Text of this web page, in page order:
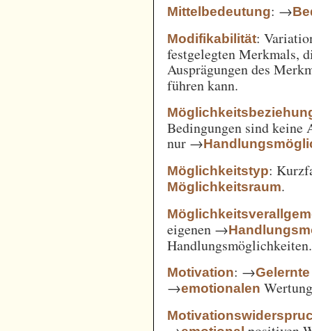
Mittelbedeutung: →
Modifikabilität:
festgelegten Merkmals,
Ausprägungen des
führen kann.
Bedingungen sind keine
nur →
Möglichkeitstyp:
Möglichkeitsraum.
eigenen →
Handlungsmöglichkeiten.
Motivation: →Gelernte
→emotionalen